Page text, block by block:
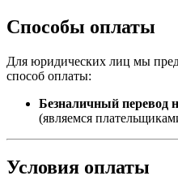
Способы оплаты
Для юридических лиц мы
способ оплаты:
Безналичный перевод
(являемся
Условия оплаты